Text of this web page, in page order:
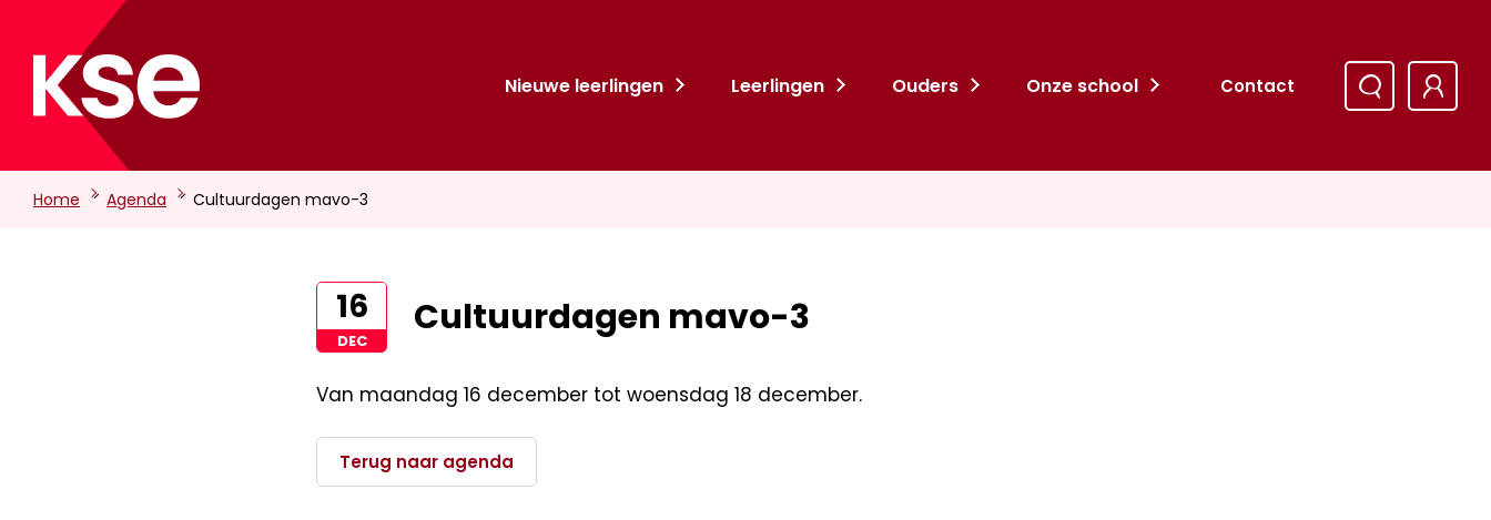
Nieuwe leerlingen Leerlingen Ouders Onze school Contact
Home -Agenda -Cultuurdagen mavo-3
16
DEC
Cultuurdagen mavo-3
Van maandag 16 december tot woensdag 18 december.
Terug naar agenda